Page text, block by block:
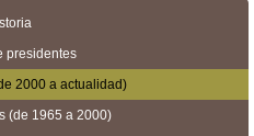
presidentes
2000 a actualidad)
(de 1965 a 2000)